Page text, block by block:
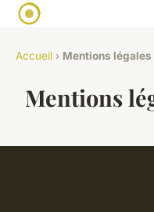
Accueil › Mentions légales
Mentions